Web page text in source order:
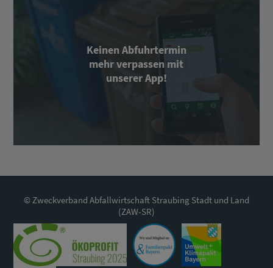
Keinen Abfuhrtermin
mehr verpassen mit
unserer App!
© Zweckverband Abfallwirtschaft Straubing Stadt und Land
(ZAW-SR)